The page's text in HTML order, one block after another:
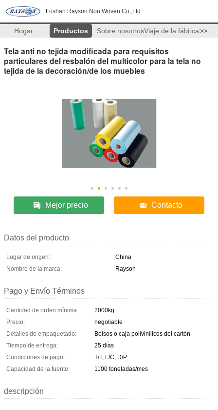
Foshan Rayson Non Woven Co.,Ltd
Hogar Productos Sobre nosotrosViaje de la fábrica>>
Tela anti no tejida modificada para requisitos
particulares del resbalón del multicolor para la tela no
tejida de la decoración/de los muebles
Mejor precio Contacto
Datos del producto
Lugar de origen:
China
Nombre de la marca:
Rayson
Pago y Envío Términos
Cantidad de orden mínima:
2000kg
Precio:
negotiable
Detalles de empaquetado:
Bolsos o caja polivinílicos del cartón
Tiempo de entrega:
25 días
Condiciones de pago:
T/T, L/C, D/P
Capacidad de la fuente:
1100 toneladas/mes
descripción